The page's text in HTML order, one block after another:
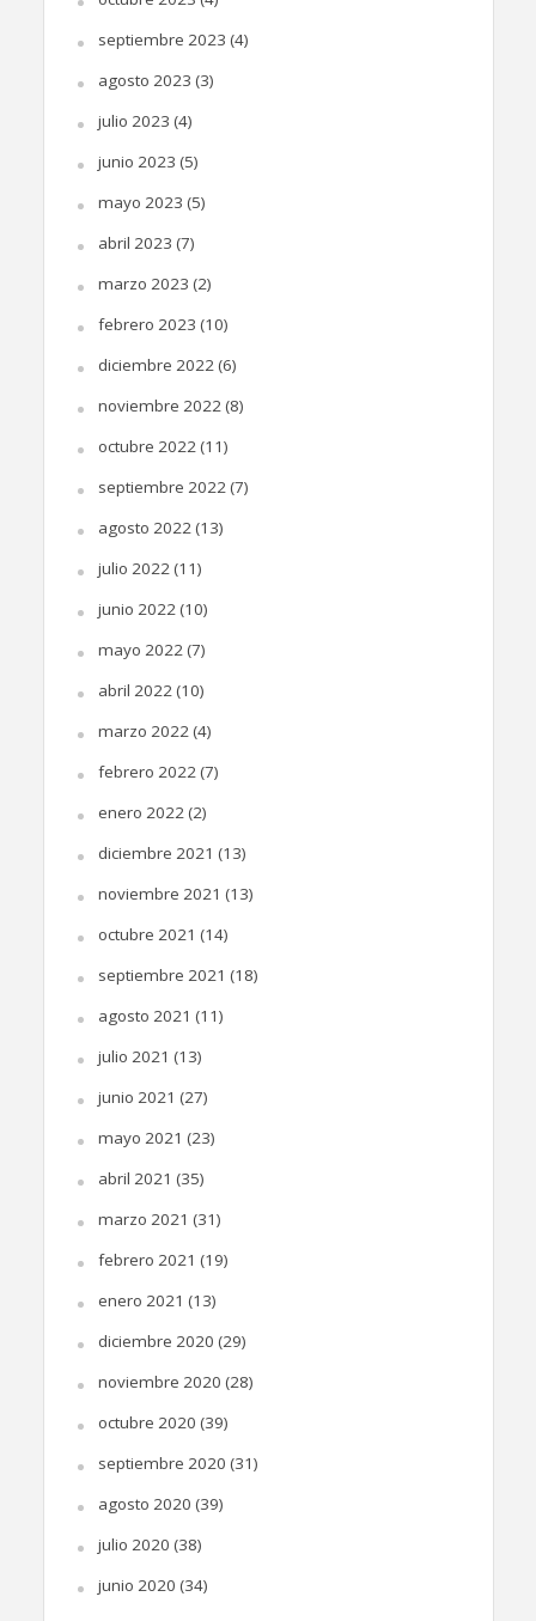
septiembre 2023 (4)
agosto 2023 (3)
julio 2023 (4)
junio 2023 (5)
mayo 2023 (5)
abril 2023 (7)
marzo 2023 (2)
febrero 2023 (10)
diciembre 2022(6)
noviembre 2022(8)
octubre 2022(11)
septiembre 2022(7)
agosto 2022(13)
julio 2022(11)
junio 2022(10)
mayo 2022(7)
abril 2022(10)
marzo 2022(4)
febrero 2022(7)
enero 2022(2)
diciembre 2021 (13)
noviembre 2021 (13)
octubre 2021 (14)
septiembre 2021 (18)
agosto 2021 (11)
julio 2021 (13)
junio 2021 (27)
mayo 2021 (23)
abril 2021 (35)
marzo 2021 (31)
febrero 2021 (19)
enero 2021 (13)
diciembre 2020 (29)
noviembre 2020 (28)
octubre 2020 (39)
septiembre 2020 (31)
agosto 2020 (39)
julio 2020 (38)
junio 2020 (34)